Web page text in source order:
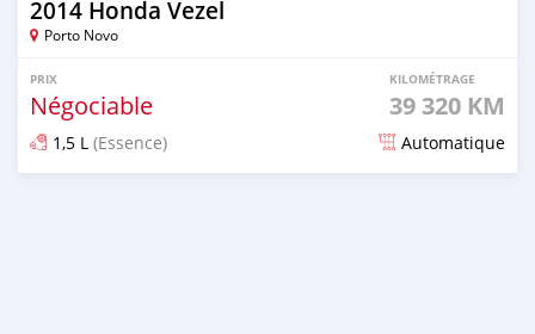
2014 Honda Vezel
Porto Novo
PRIX
Négociable
KILOMÉTRAGE
39 320 KM
1,5 L (Essence) Automatique